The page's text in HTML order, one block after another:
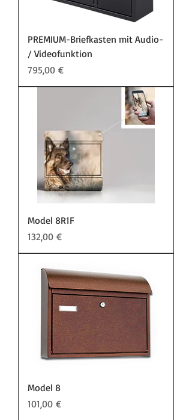
PREMIUM-Briefkasten mit Audio-
/ Videofunktion
Preis
795,00 €
Model 8R1F
Preis
132,00 €
Model 8
Preis
101,00 €